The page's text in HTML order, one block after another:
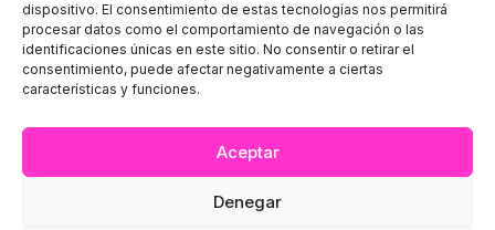
dispositivo. El consentimiento de estas tecnologías nos permitirá
procesar datos como el comportamiento de navegación o las
identificaciones únicas en este sitio. No consentir o retirar el
consentimiento, puede afectar negativamente a ciertas
características y funciones.
Aceptar
Denegar
info@nizabakery.com
INFORMACIÓN